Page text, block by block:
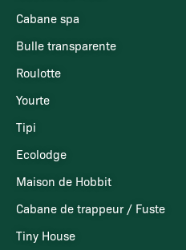
Cabane spa
Bulle transparente
Roulotte
Yourte
Tipi
Ecolodge
Maison de Hobbit
Cabane de trappeur / Fuste
Tiny House